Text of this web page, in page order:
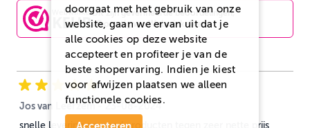
Dit zijn geverifieerde beoordelingen,
afkomstig van Webwinkelkeur.
Jos van Leerzem -23 augustus 2024
23-08-2024
snelle levering en goed producten tegen zeer nette prijs
doorgaat met het gebruik van onze
website, gaan we ervan uit dat je
alle cookies op deze website
accepteert en profiteer je van de
beste shopervaring. Indien je kiest
voor afwijzen plaatsen we alleen
functionele cookies.
Accepteren